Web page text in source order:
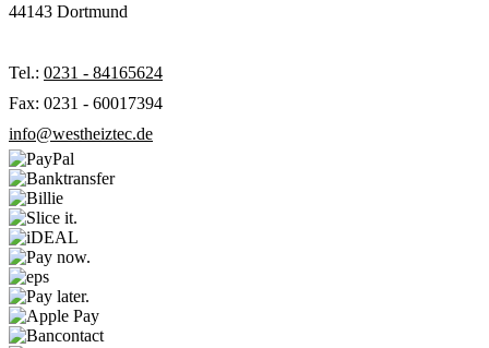
44143 Dortmund
Tel.: 0231 - 84165624
Fax: 0231 - 60017394
info@westheiztec.de